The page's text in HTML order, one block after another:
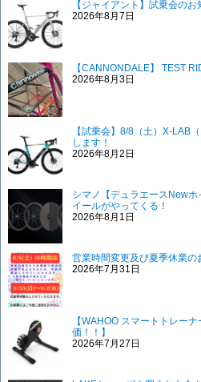
【ジャイアント】試乗会のお
2026年8月7日
【CANNONDALE】 TEST
2026年8月3日
【試乗会】8/8（土）X-LAB
します！
2026年8月2日
シマノ【デュラエースNew
イールがやってくる！
2026年8月1日
営業時間変更及び夏季休業の
2026年7月31日
【WAHOO スマートトレー
価！！】
2026年7月27日